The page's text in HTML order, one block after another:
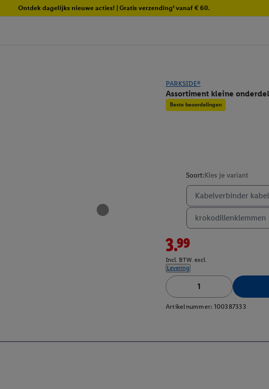
Ontdek dagelijks nieuwe acties! | Gratis verzending¹ vanaf € 60.
PARKSIDE®
Assortiment kleine
Beste beoordelingen
Soort:Kies je variant
Kabelverbinder
krokodillenklemmen
3.99
Incl. BTW. excl.
Levering
Artikelnummer: 100387333